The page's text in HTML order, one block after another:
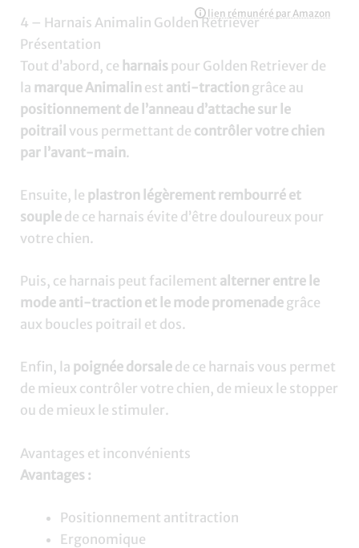
4 – Harnais Animalin Golden Retriever
Présentation
Tout d’abord, ce harnais pour Golden Retriever de
la marque Animalin est anti-traction grâce au
positionnement de l’anneau d’attache sur le
poitrail vous permettant de contrôler votre chien
par l’avant-main.
Ensuite, le plastron légèrement rembourré et
souple de ce harnais évite d’être douloureux pour
votre chien.
Puis, ce harnais peut facilement alterner entre le
mode anti-traction et le mode promenade grâce
aux boucles poitrail et dos.
Enfin, la poignée dorsale de ce harnais vous permet
de mieux contrôler votre chien, de mieux le stopper
ou de mieux le stimuler.
Avantages et inconvénients
Avantages :
Positionnement antitraction
Ergonomique